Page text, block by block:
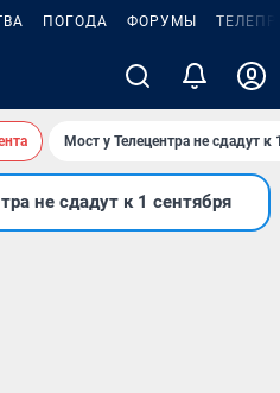
ПОГОДА ФОРУМЫ
Мост у Телецентра не сдадут к
не сдадут к 1 сентября